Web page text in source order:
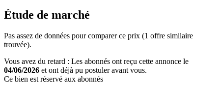
Étude de marché
Pas assez de données pour comparer ce prix (1 offre similaire
trouvée).
Vous avez du retard : Les abonnés ont reçu cette annonce le
04/06/2026 et ont déjà pu postuler avant vous.
Ce bien est réservé aux abonnés